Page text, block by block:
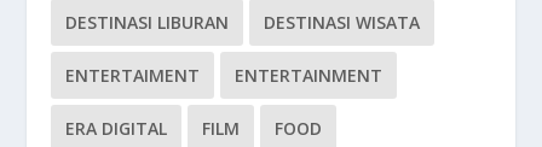
DESTINASI LIBURAN DESTINASI WISATA
ENTERTAIMENT ENTERTAINMENT
ERA DIGITAL FILM FOOD